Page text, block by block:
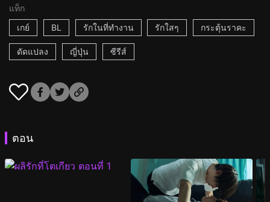
แท็ก
เกย์
BL รักในที่ทำงาน รักใสๆ กระตุ้นราคะ
ดัดแปลง ญี่ปุ่น ซีรีส์
ตอน